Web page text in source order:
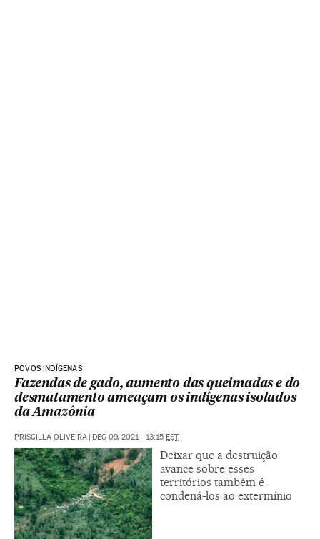
POVOS INDÍGENAS
Fazendas de gado, aumento das queimadas e do
desmatamento ameaçam os indígenas isolados
da Amazônia
PRISCILLA OLIVEIRA | DEC 09, 2021 - 13:15 EST
Deixar que a destruição
avance sobre esses
territórios também é
condená-los ao extermínio